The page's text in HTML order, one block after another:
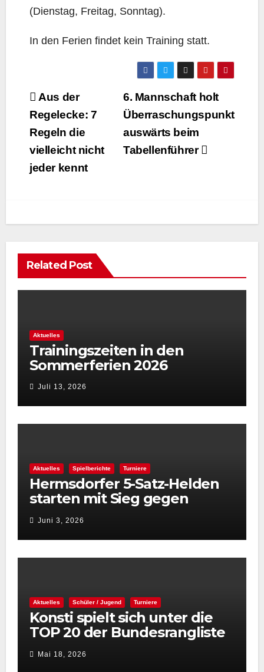
(Dienstag, Freitag, Sonntag).
In den Ferien findet kein Training statt.
Beitragsnavigation
6. Mannschaft holt
Überraschungspunkt
auswärts beim
Tabellenführer
Aus der
Regelecke: 7
Regeln die
vielleicht nicht
jeder kennt
Related Post
Aktuelles
Trainingszeiten in den
Sommerferien 2026
Juli 13, 2026
Aktuelles Spielberichte Turniere
Hermsdorfer 5-Satz-Helden
starten mit Sieg gegen
Spintastics in den STC 2026
Juni 3, 2026
Aktuelles Schüler / Jugend Turniere
Konsti spielt sich unter die
TOP 20 der Bundesrangliste
👏Mai 18, 2026